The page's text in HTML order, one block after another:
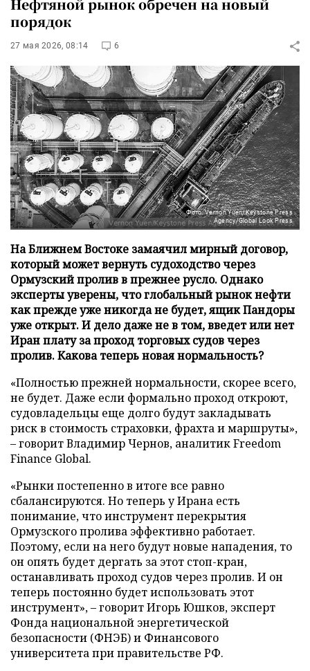
Нефтяной рынок обречен на новый
порядок
27 мая 2026, 08:14 6
Фото: Vernon Yuen/Keystone Press
Agency/Global Look Press
На Ближнем Востоке замаячил мирный договор,
который может вернуть судоходство через
Ормузский пролив в прежнее русло. Однако
эксперты уверены, что глобальный рынок нефти
как прежде уже никогда не будет, ящик Пандоры
уже открыт. И дело даже не в том, введет или нет
Иран плату за проход торговых судов через
пролив. Какова теперь новая нормальность?
«Полностью прежней нормальности, скорее всего,
не будет. Даже если формально проход откроют,
судовладельцы еще долго будут закладывать
риск в стоимость страховки, фрахта и маршруты»,
– говорит Владимир Чернов, аналитик Freedom
Finance Global.
«Рынки постепенно в итоге все равно
сбалансируются. Но теперь у Ирана есть
понимание, что инструмент перекрытия
Ормузского пролива эффективно работает.
Поэтому, если на него будут новые нападения, то
он опять будет дергать за этот стоп-кран,
останавливать проход судов через пролив. И он
теперь постоянно будет использовать этот
инструмент», – говорит Игорь Юшков, эксперт
Фонда национальной энергетической
безопасности (ФНЭБ) и Финансового
университета при правительстве РФ.